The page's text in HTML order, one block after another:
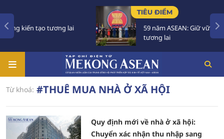
kiến tạo tương lai
TIÊU ĐIỂM
59 năm ASEAN: Giữ vững đoàn
tương lai
Từ khoá: #THUÊ MUA NHÀ Ở XÃ HỘI
Quy định mới về nhà ở xã hội:
Chuyển xác nhận thu nhập sang